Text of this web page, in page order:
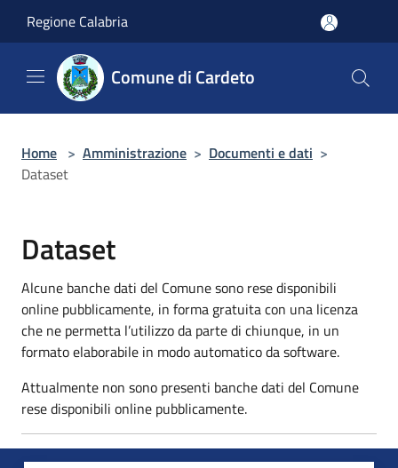
Regione Calabria
Comune di Cardeto
Home > Amministrazione > Documenti e dati >
Dataset
Dataset
Alcune banche dati del Comune sono rese disponibili
online pubblicamente, in forma gratuita con una licenza
che ne permetta l’utilizzo da parte di chiunque, in un
formato elaborabile in modo automatico da software.
Attualmente non sono presenti banche dati del Comune
rese disponibili online pubblicamente.